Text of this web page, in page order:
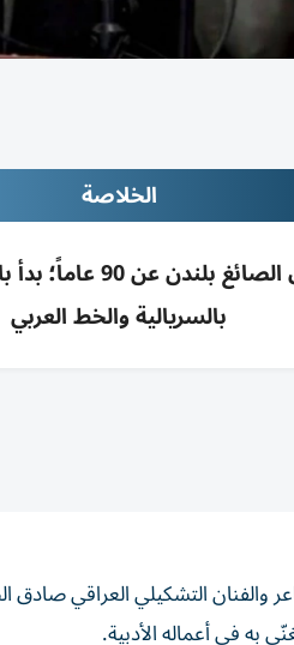
الخلاصة
وفاة الشاعر
بالسريالية والخط العربي
والفنان التشكيلي العراقي